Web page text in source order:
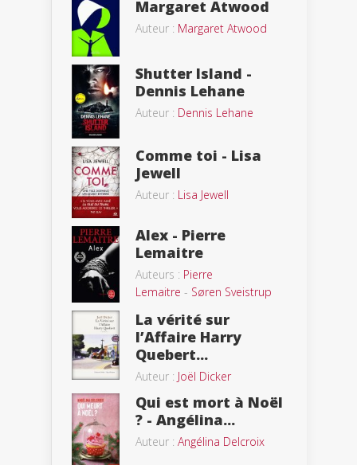
Margaret Atwood
Auteur : Margaret Atwood
Shutter Island -
Dennis Lehane
Auteur : Dennis Lehane
Comme toi - Lisa
Jewell
Auteur : Lisa Jewell
Alex - Pierre
Lemaitre
Auteurs : Pierre
Lemaitre - Søren Sveistrup
La vérité sur
l’Affaire Harry
Quebert...
Auteur : Joël Dicker
Qui est mort à Noël
? - Angélina...
Auteur : Angélina Delcroix